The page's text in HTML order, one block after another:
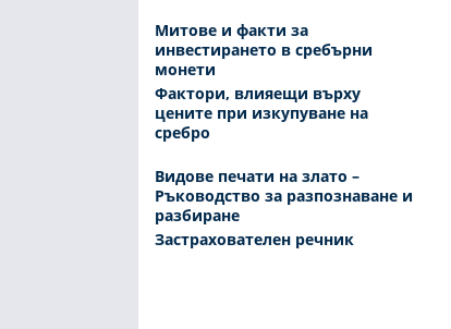
Митове и факти за
инвестирането в сребърни
монети
Фактори, влияещи върху
цените при изкупуване на
сребро
Видове печати на злато –
Ръководство за разпознаване и
разбиране
Застрахователен речник